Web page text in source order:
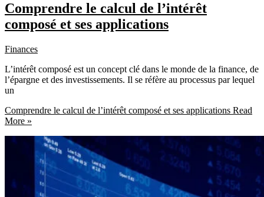
Comprendre le calcul de l’intérêt
composé et ses applications
Finances
L’intérêt composé est un concept clé dans le monde de la finance, de
l’épargne et des investissements. Il se réfère au processus par lequel
un
Comprendre le calcul de l’intérêt composé et ses applications Read
More »